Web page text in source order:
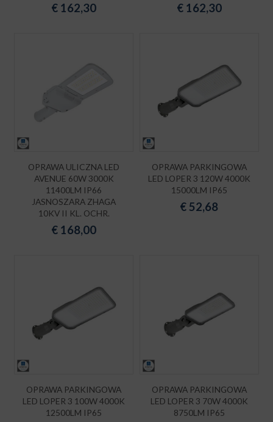
€ 162,30 € 162,30
OPRAWA ULICZNA LED
AVENUE 60W 3000K
11400LM IP66
JASNOSZARA ZHAGA
10KV II KL. OCHR.
€ 168,00
OPRAWA PARKINGOWA
LED LOPER 3 120W 4000K
15000LM IP65
€52,68
OPRAWA PARKINGOWA
LED LOPER 3 100W 4000K
12500LM IP65
OPRAWA PARKINGOWA
LED LOPER 3 70W 4000K
8750LM IP65